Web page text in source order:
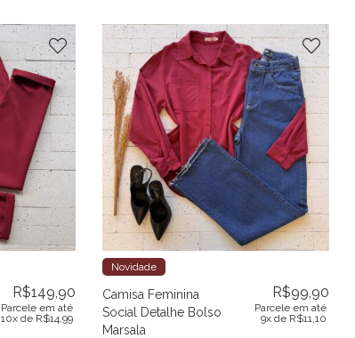
R$149,90
Parcele em até
10x de R$14,99
Novidade
Camisa Feminina
Social Detalhe Bolso
Marsala
R$99,90
Parcele em até
9x de R$11,10